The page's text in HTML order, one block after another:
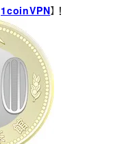
1coinVPN】！